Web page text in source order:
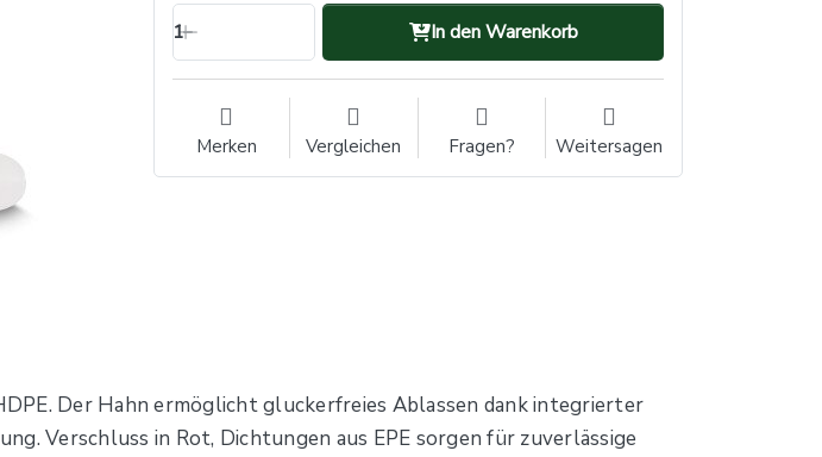
1 In den Warenkorb
Merken Vergleichen Fragen? Weitersagen
Der Hahn ermöglicht gluckerfreies Ablassen dank integrierter
Verschluss in Rot, Dichtungen aus EPE sorgen für zuverlässige